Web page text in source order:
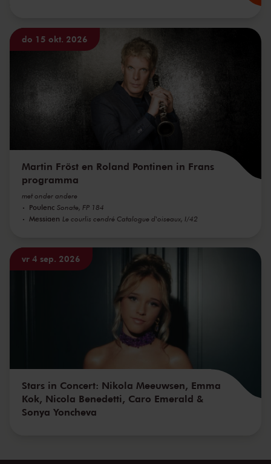
do 15 okt. 2026
Martin Fröst en Roland Pontinen in Frans
programma
met onder andere
Poulenc Sonate, FP 184
Messiaen Le courlis cendré Catalogue d'oiseaux, I/42
vr 4 sep. 2026
Stars in Concert: Nikola Meeuwsen, Emma
Kok, Nicola Benedetti, Caro Emerald &
Sonya Yoncheva